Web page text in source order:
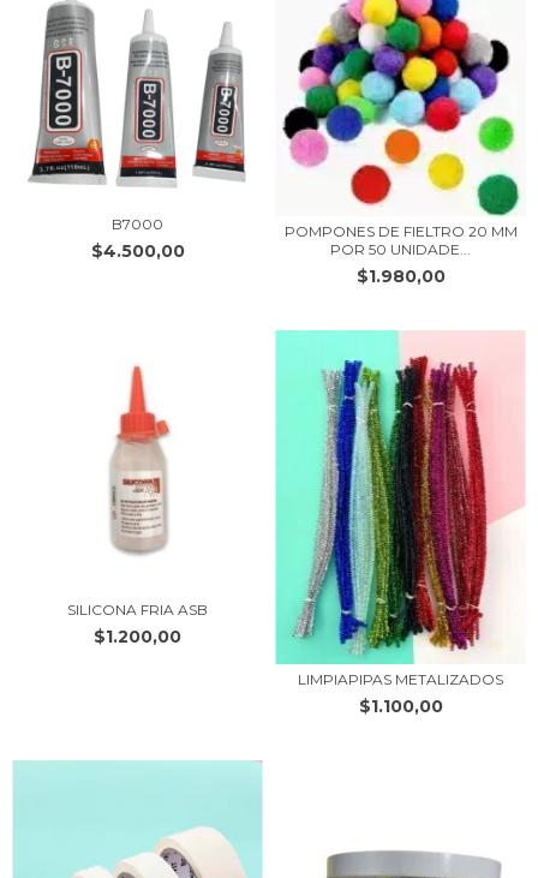
B7000
$4.500,00
POMPONES DE FIELTRO 20 MM
POR 50 UNIDADE...
$1.980,00
SILICONA FRIA ASB
$1.200,00
LIMPIAPIPAS METALIZADOS
$1.100,00